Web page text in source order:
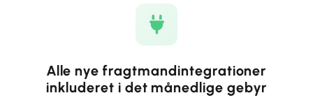
Alle nye fragtmandintegrationer
inkluderet i det månedlige gebyr